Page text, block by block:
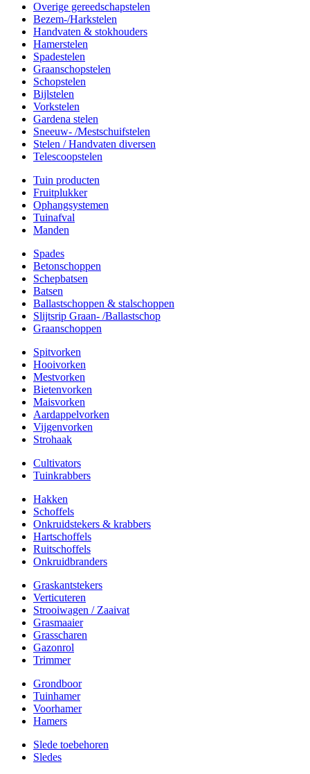
Overige gereedschapstelen
Bezem-/Harkstelen
Handvaten & stokhouders
Hamerstelen
Spadestelen
Graanschopstelen
Schopstelen
Bijlstelen
Vorkstelen
Gardena stelen
Sneeuw- /Mestschuifstelen
Stelen / Handvaten diversen
Telescoopstelen
Tuin producten
Fruitplukker
Ophangsystemen
Tuinafval
Manden
Spades
Betonschoppen
Schepbatsen
Batsen
Ballastschoppen & stalschoppen
Slijtsrip Graan- /Ballastschop
Graanschoppen
Spitvorken
Hooivorken
Mestvorken
Bietenvorken
Maisvorken
Aardappelvorken
Vijgenvorken
Strohaak
Cultivators
Tuinkrabbers
Hakken
Schoffels
Onkruidstekers & krabbers
Hartschoffels
Ruitschoffels
Onkruidbranders
Graskantstekers
Verticuteren
Strooiwagen / Zaaivat
Grasmaaier
Grasscharen
Gazonrol
Trimmer
Grondboor
Tuinhamer
Voorhamer
Hamers
Slede toebehoren
Sledes